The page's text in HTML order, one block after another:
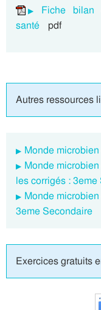
Fiche bilan
santé pdf
Autres ressources
Monde
Monde
les corrigés :
Monde
3eme Secondaire
Exercices gratuits